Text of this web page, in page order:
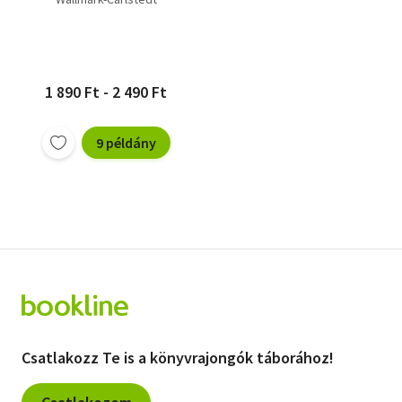
1 890 Ft - 2 490 Ft
9 példány
Csatlakozz Te is a könyvrajongók táborához!